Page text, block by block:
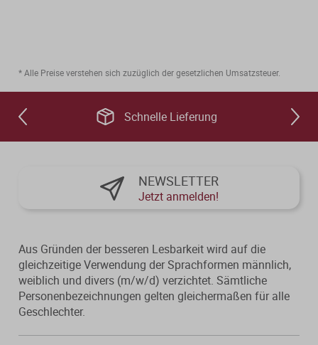
* Alle Preise verstehen sich zuzüglich der gesetzlichen Umsatzsteuer.
Schnelle Lieferung
NEWSLETTER
Jetzt anmelden!
Aus Gründen der besseren Lesbarkeit wird auf die
gleichzeitige Verwendung der Sprachformen männlich,
weiblich und divers (m/w/d) verzichtet. Sämtliche
Personenbezeichnungen gelten gleichermaßen für alle
Geschlechter.